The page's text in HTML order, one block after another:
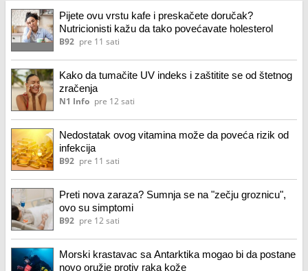
Pijete ovu vrstu kafe i preskačete doručak?
Nutricionisti kažu da tako povećavate holesterol
B92 pre 11 sati
Kako da tumačite UV indeks i zaštitite se od štetnog
zračenja
N1 Info pre 12 sati
Nedostatak ovog vitamina može da poveća rizik od
infekcija
B92 pre 11 sati
Preti nova zaraza? Sumnja se na "zečju groznicu",
ovo su simptomi
B92 pre 12 sati
Morski krastavac sa Antarktika mogao bi da postane
novo oružje protiv raka kože